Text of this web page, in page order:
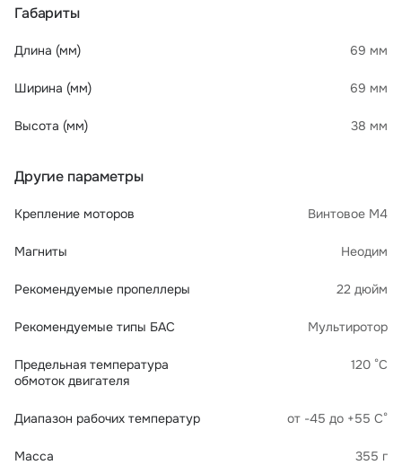
Габариты
Длина (мм) 69 мм
Ширина (мм) 69 мм
Высота (мм) 38 мм
Другие параметры
Крепление моторов Винтовое М4
Магниты Неодим
Рекомендуемые пропеллеры 22 дюйм
Рекомендуемые типы БАС Мультиротор
Предельная температура
обмоток двигателя
120 °C
Диапазон рабочих температур от -45 до +55 С°
Масса 355 г